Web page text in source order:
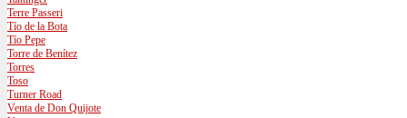
Terre Passeri
Tío de la Bota
Tío Pepe
Torre de Benítez
Torres
Toso
Turner Road
Venta de Don Quijote